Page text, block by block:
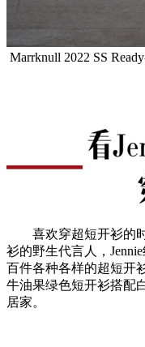
Marrknull 2022 SS
喜欢穿超短开衫的时
衫的野生代言人，
百件各种各样的超短开
牛油果绿色短开衫搭配
居家。